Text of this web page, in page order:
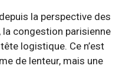
la perspective des
congestion parisienne
logistique. Ce n’est
de lenteur, mais une